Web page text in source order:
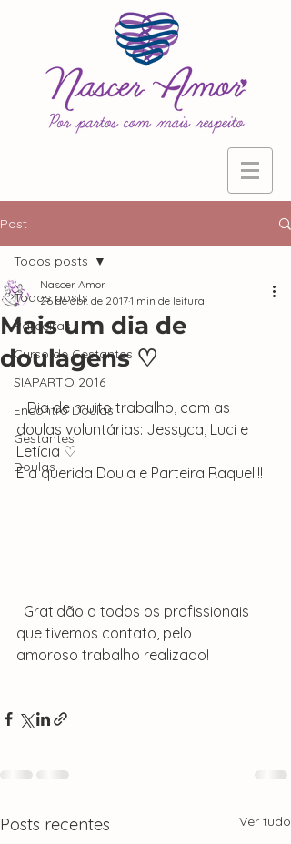
Post
Todos posts
Parceiras
Curso de Gestantes
SIAPARTO 2016
Encontro Doulas
Gestantes
Doulas
Todos posts
Mais um dia de
doulagens ♡
Nascer Amor
26 de abr. de 20171 min de leitura
Dia de muito trabalho, com as
doulas voluntárias: Jessyca, Luci e
Letícia ♡
E a querida Doula e Parteira Raquel!!!
Gratidão a todos os profissionais
que tivemos contato, pelo
amoroso trabalho realizado!
Posts recentes Ver tudo